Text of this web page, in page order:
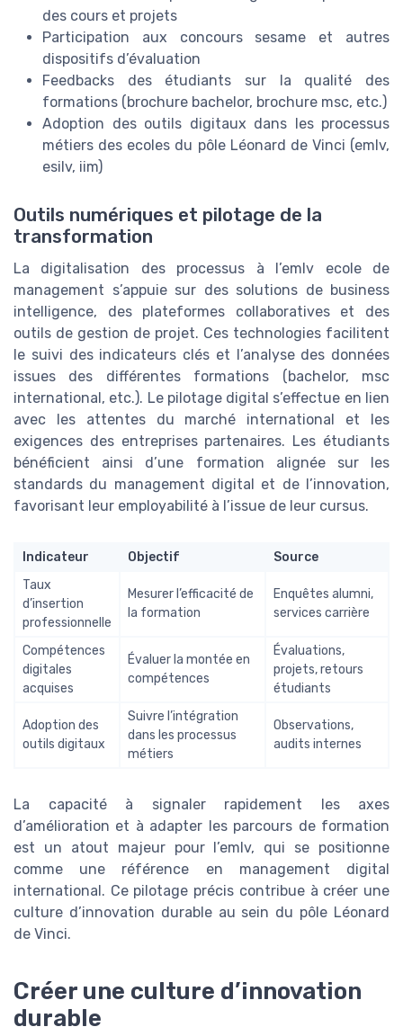
des cours et projets
Participation aux concours sesame et autres
dispositifs d’évaluation
Feedbacks des étudiants sur la qualité des
formations (brochure bachelor, brochure msc, etc.)
Adoption des outils digitaux dans les processus
métiers des ecoles du pôle Léonard de Vinci (emlv,
esilv, iim)
Outils numériques et pilotage de la
transformation
La digitalisation des processus à l’emlv ecole de
management s’appuie sur des solutions de business
intelligence, des plateformes collaboratives et des
outils de gestion de projet. Ces technologies facilitent
le suivi des indicateurs clés et l’analyse des données
issues des différentes formations (bachelor, msc
international, etc.). Le pilotage digital s’effectue en lien
avec les attentes du marché international et les
exigences des entreprises partenaires. Les étudiants
bénéficient ainsi d’une formation alignée sur les
standards du management digital et de l’innovation,
favorisant leur employabilité à l’issue de leur cursus.
Indicateur Objectif
Source
Taux
d’insertion
professionnelle
Mesurer l’efficacité de
la formation
Enquêtes alumni,
services carrière
Compétences
digitales
acquises
Évaluer la montée en
compétences
Évaluations,
projets, retours
étudiants
Adoption des
outils digitaux
Suivre l’intégration
dans les processus
métiers
Observations,
audits internes
La capacité à signaler rapidement les axes
d’amélioration et à adapter les parcours de formation
est un atout majeur pour l’emlv, qui se positionne
comme une référence en management digital
international. Ce pilotage précis contribue à créer une
culture d’innovation durable au sein du pôle Léonard
de Vinci.
Créer une culture d’innovation
durable